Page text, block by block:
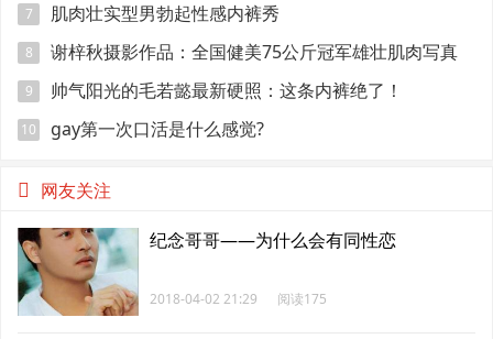
7 肌肉壮实型男勃起性感内裤秀
8 谢梓秋摄影作品：全国健美75公斤冠军雄壮肌肉写真
9 帅气阳光的毛若懿最新硬照：这条内裤绝了！
10 gay第一次口活是什么感觉?
网友关注
纪念哥哥——为什么会有同性恋
2018-04-02 21:29 阅读175